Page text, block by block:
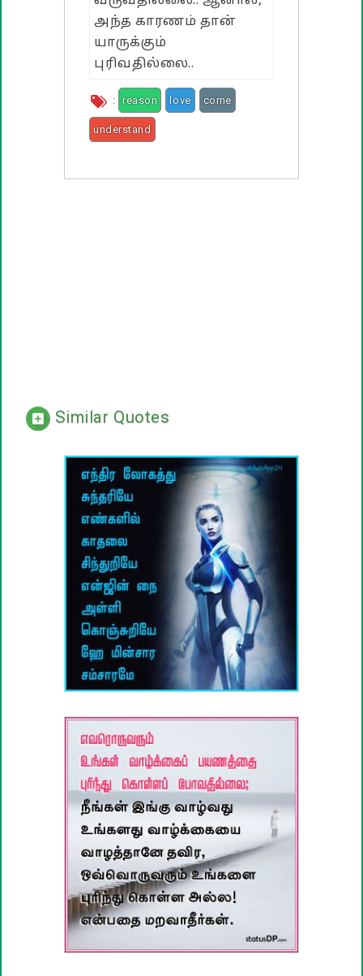
அந்த காரணம் தான்
யாருக்கும்
புரிவதில்லை..
: reason love come
understand
Similar Quotes